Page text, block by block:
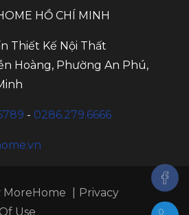
HỒ CHÍ MINH
Thiết Kế Nội Thất
Hoàng, Phường An Phú,
- 0286.279.6666
MoreHome
Privacy
Use